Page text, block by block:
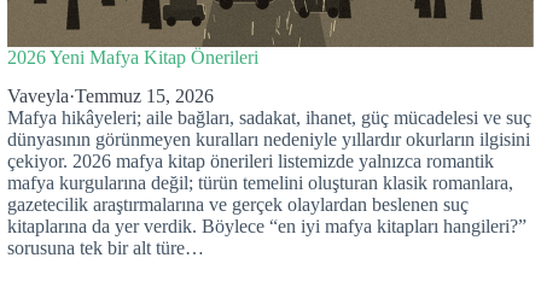
2026 Yeni Mafya Kitap Önerileri
Vaveyla·Temmuz 15, 2026
Mafya hikâyeleri; aile bağları, sadakat, ihanet, güç mücadelesi ve suç
dünyasının görünmeyen kuralları nedeniyle yıllardır okurların ilgisini
çekiyor. 2026 mafya kitap önerileri listemizde yalnızca romantik
mafya kurgularına değil; türün temelini oluşturan klasik romanlara,
gazetecilik araştırmalarına ve gerçek olaylardan beslenen suç
kitaplarına da yer verdik. Böylece “en iyi mafya kitapları hangileri?”
sorusuna tek bir alt türe…